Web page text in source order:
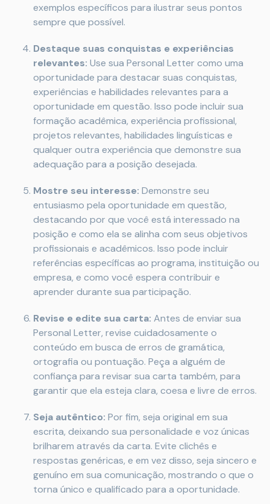
exemplos específicos para ilustrar seus pontos
sempre que possível.
Destaque suas conquistas e experiências
relevantes: Use sua Personal Letter como uma
oportunidade para destacar suas conquistas,
experiências e habilidades relevantes para a
oportunidade em questão. Isso pode incluir sua
formação acadêmica, experiência profissional,
projetos relevantes, habilidades linguísticas e
qualquer outra experiência que demonstre sua
adequação para a posição desejada.
Mostre seu interesse: Demonstre seu
entusiasmo pela oportunidade em questão,
destacando por que você está interessado na
posição e como ela se alinha com seus objetivos
profissionais e acadêmicos. Isso pode incluir
referências específicas ao programa, instituição ou
empresa, e como você espera contribuir e
aprender durante sua participação.
Revise e edite sua carta: Antes de enviar sua
Personal Letter, revise cuidadosamente o
conteúdo em busca de erros de gramática,
ortografia ou pontuação. Peça a alguém de
confiança para revisar sua carta também, para
garantir que ela esteja clara, coesa e livre de erros.
Seja autêntico: Por fim, seja original em sua
escrita, deixando sua personalidade e voz únicas
brilharem através da carta. Evite clichês e
respostas genéricas, e em vez disso, seja sincero e
genuíno em sua comunicação, mostrando o que o
torna único e qualificado para a oportunidade.